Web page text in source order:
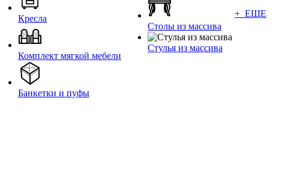
Кресла
Комплект мягкой мебели
Банкетки и пуфы
Столы из массива
Стулья из массива
+ ЕЩЕ